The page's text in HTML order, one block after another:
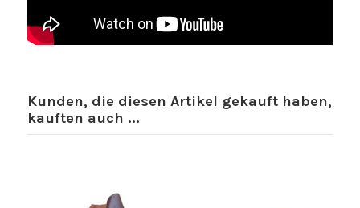
Kunden, die diesen Artikel gekauft haben,
kauften auch ...